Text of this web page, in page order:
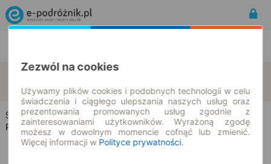
07.08.2026 | -- : --
Soczewka → Kluczewo
Rozkład jazdy i bilety
Zezwól na cookies
Używamy plików cookies i podobnych technologii w celu
świadczenia i ciągłego ulepszania naszych usług oraz
prezentowania promowanych usług zgodnie z
zainteresowaniami użytkowników. Wyrażoną zgodę
możesz w dowolnym momencie cofnąć lub zmienić.
Więcej informacji w Polityce prywatności.